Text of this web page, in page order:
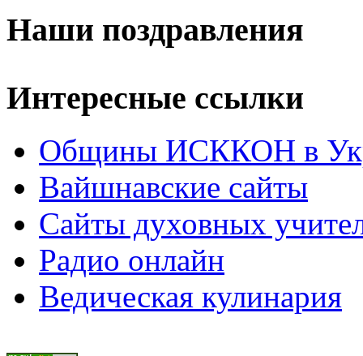
Наши поздравления
Интересные ссылки
Общины ИСККОН в
Вайшнавские сайты
Сайты духовных
Радио онлайн
Ведическая кулинария